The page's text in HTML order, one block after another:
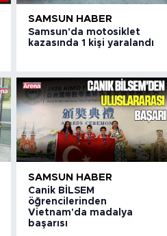
SAMSUN HABER
Samsun'da motosiklet
kazasında 1 kişi yaralandı
SAMSUN HABER
Canik BİLSEM
öğrencilerinden
Vietnam'da madalya
başarısı